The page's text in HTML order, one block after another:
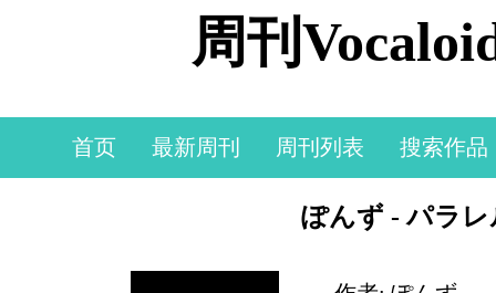
周刊
首页 最新周刊 周刊列表 搜索作品
ぽんず - パラ